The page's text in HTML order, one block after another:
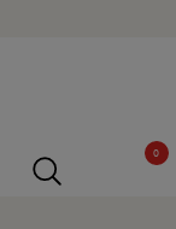
0